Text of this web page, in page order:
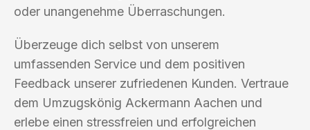
oder unangenehme Überraschungen.
Überzeuge dich selbst von unserem
umfassenden Service und dem positiven
Feedback unserer zufriedenen Kunden. Vertraue
dem Umzugskönig Ackermann Aachen und
erlebe einen stressfreien und erfolgreichen